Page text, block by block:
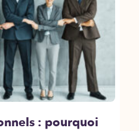
: pourquoi